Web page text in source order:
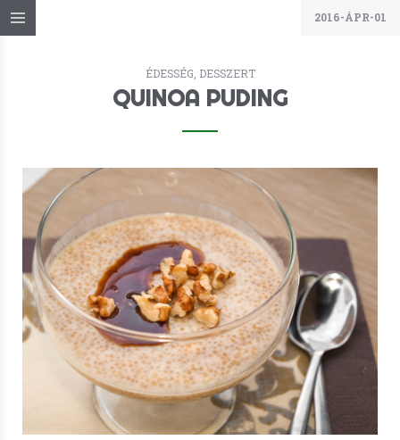
2016-ÁPR-01
ÉDESSÉG, DESSZERT
QUINOA PUDING